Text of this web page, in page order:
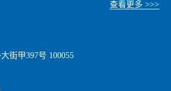
查看更多 >>>
街甲397号 100055